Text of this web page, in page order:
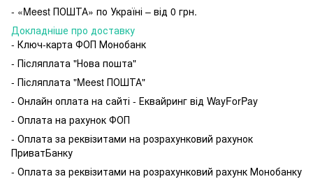
- «Meest ПОШТА» по Україні – від 0 грн.
Докладніше про доставку
- Ключ-карта ФОП Монобанк
- Післяплата "Нова пошта"
- Післяплата "Meest ПОШТА"
- Онлайн оплата на сайті - Еквайринг від WayForPay
- Оплата на рахунок ФОП
- Оплата за реквізитами на розрахунковий рахунок
ПриватБанку
- Оплата за реквізитами на розрахунковий рахунк Монобанку